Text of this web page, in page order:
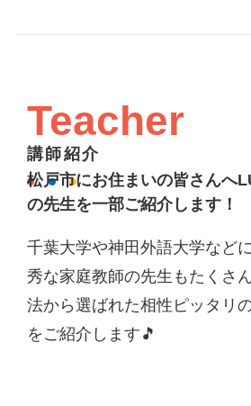
Teacher
講師紹介
松戸市にお住まいの皆さんへ
の先生を一部ご紹介します！
千葉大学や神田外語大学など
秀な家庭教師の先生もたくさ
法から選ばれた相性ピッタリ
をご紹介します🎵